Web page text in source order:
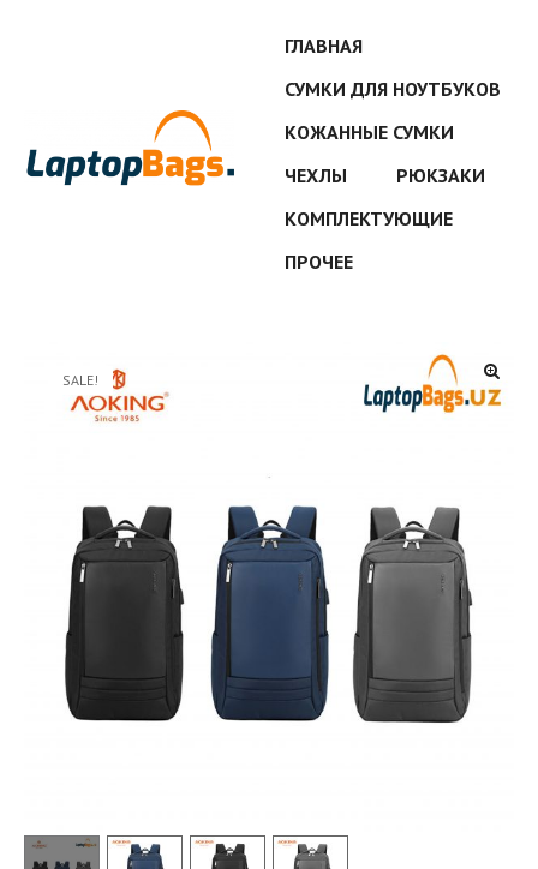
ГЛАВНАЯ
СУМКИ ДЛЯ НОУТБУКОВ
КОЖАННЫЕ СУМКИ
ЧЕХЛЫ
РЮКЗАКИ
КОМПЛЕКТУЮЩИЕ
ПРОЧЕЕ
SALE!